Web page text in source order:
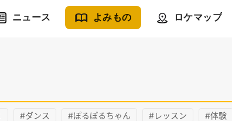
ニュース よみもの ロケマップ
#ダンス #ぽるぽるちゃん #レッスン #体験